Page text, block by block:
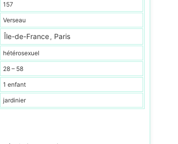
157
Verseau
Île-de-France , Paris
hétérosexuel
28 – 58
1 enfant
jardinier